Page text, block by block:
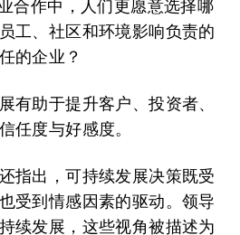
合作中，人们更愿意选择哪
工、社区和环境影响负责的
的企业？
有助于提升客户、投资者、
任度与好感度。
指出，可持续发展决策既受
受到情感因素的驱动。领导
续发展，这些视角被描述为